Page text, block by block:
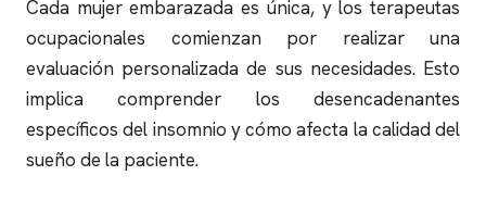
Cada mujer embarazada es única, y los terapeutas
ocupacionales comienzan por realizar una
evaluación personalizada de sus necesidades. Esto
implica comprender los desencadenantes
específicos del insomnio y cómo afecta la calidad del
sueño de la paciente.